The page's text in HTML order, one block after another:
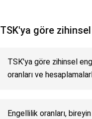
TSK'ya göre
TSK'ya göre zihinsel
oranları ve
Engellilik oranları,